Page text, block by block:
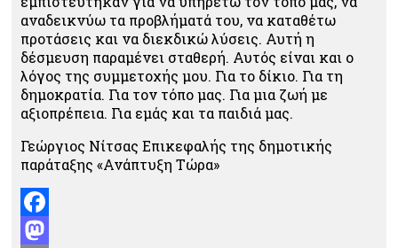
αναδεικνύω τα προβλήματά του, να καταθέτω
προτάσεις και να διεκδικώ λύσεις. Αυτή η
δέσμευση παραμένει σταθερή. Αυτός είναι και ο
λόγος της συμμετοχής μου. Για το δίκιο. Για τη
δημοκρατία. Για τον τόπο μας. Για μια ζωή με
αξιοπρέπεια. Για εμάς και τα παιδιά μας.
Γεώργιος Νίτσας Επικεφαλής της δημοτικής
παράταξης «Ανάπτυξη Τώρα»
Facebook